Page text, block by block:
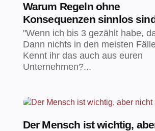
Warum Regeln ohne
Konsequenzen sinnlos
"Wenn ich bis 3 gezählt habe,
Dann nichts in den meisten
Kennt ihr das auch aus euren
Unternehmen?...
Der Mensch ist wichtig,